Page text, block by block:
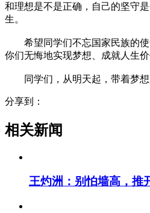
和理想是不是正确，自己的坚守
生。
希望同学们不忘国家民族的使
你们无悔地实现梦想、成就人生
同学们，从明天起，带着梦想
分享到：
相关新闻
王灼洲：别怕墙高，推